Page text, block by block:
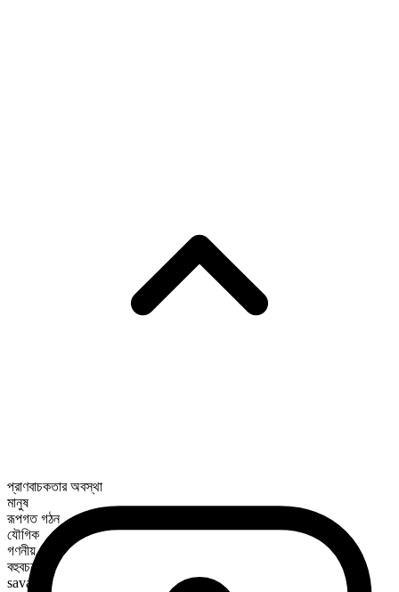
প্রাণবাচকতার অবস্থা
মানুষ
রূপগত গঠন
যৌগিক
গণনীয়
বহুবচন রূপ
savants